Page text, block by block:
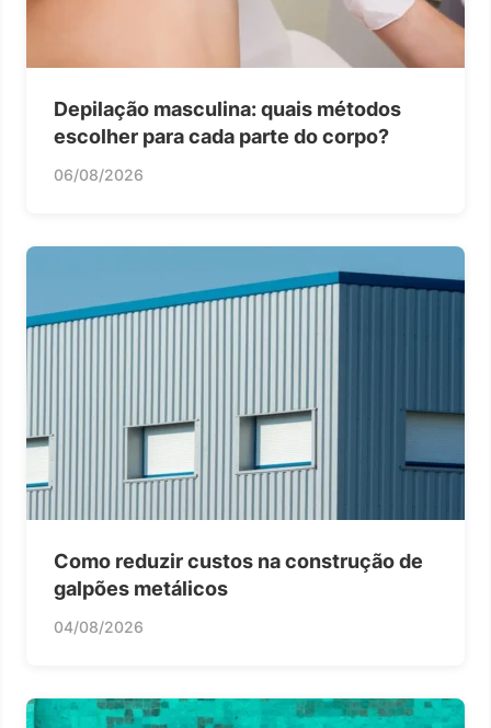
Depilação masculina: quais métodos
escolher para cada parte do corpo?
06/08/2026
Como reduzir custos na construção de
galpões metálicos
04/08/2026